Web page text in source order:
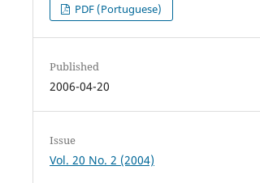
PDF (Portuguese)
Published
2006-04-20
Issue
Vol. 20 No. 2 (2004)